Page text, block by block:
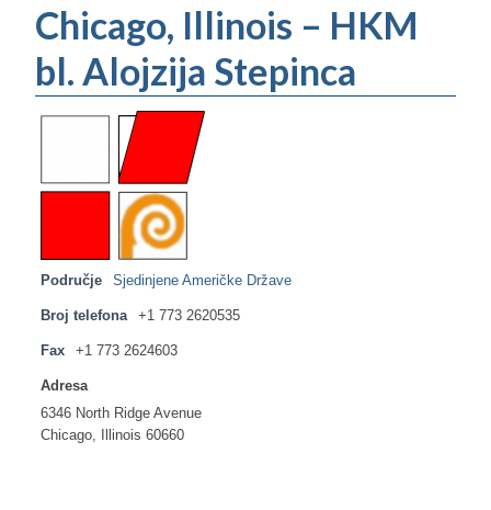
Chicago, Illinois – HKM
bl. Alojzija Stepinca
Područje Sjedinjene Američke Države
Broj telefona +1 773 2620535
Fax +1 773 2624603
Adresa
6346 North Ridge Avenue
Chicago, Illinois 60660